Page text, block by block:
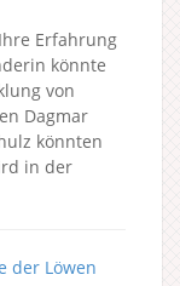
Erfahrung
könnte
von
Dagmar
könnten
in der
der Löwen